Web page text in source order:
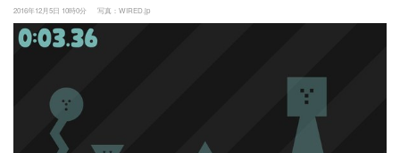
2016年12月5日 10時0分 写真：WIRED.jp